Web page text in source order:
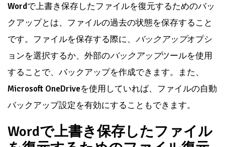
Wordで上書き保存したファイルを復元するためのバッ
クアップとは、ファイルの過去の状態を保存すること
です。ファイルを保存する際に、 バックアップオプシ
ョンを選択するか、外部のバックアップツールを使用
することで、バックアップを作成できます。また、
Microsoft OneDriveを使用していれば、ファイルの自動
バックアップ設定を有効にすることもできます。
Wordで上書き保存したファイル